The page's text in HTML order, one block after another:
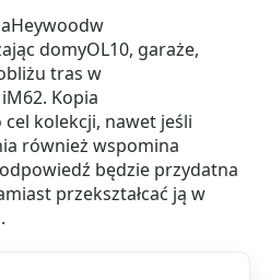
domyOL10, garaże,
tras w
Kopia
kolekcji, nawet jeśli
również wspomina
będzie przydatna
przekształcać ją w